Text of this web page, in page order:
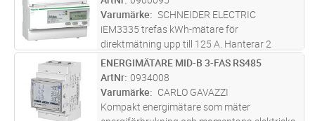
Varumärke
SCHNEIDER ELECTRIC
iEM3335 trefas kWh-mätare för
direktmätning upp till 125 A. Hanterar 2
tariffer med extern styrning eller 4 tariffer med
intern klocka. M-bus med kommunikation av
utökade mätvärden (U, I, P …). 1 dig
ST Lägg i kundvagn
ENERGIMÄTARE MID-B 3-FAS RS485
ArtNr 0934008
Varumärke
CARLO GAVAZZI
Kompakt energimätare som mäter